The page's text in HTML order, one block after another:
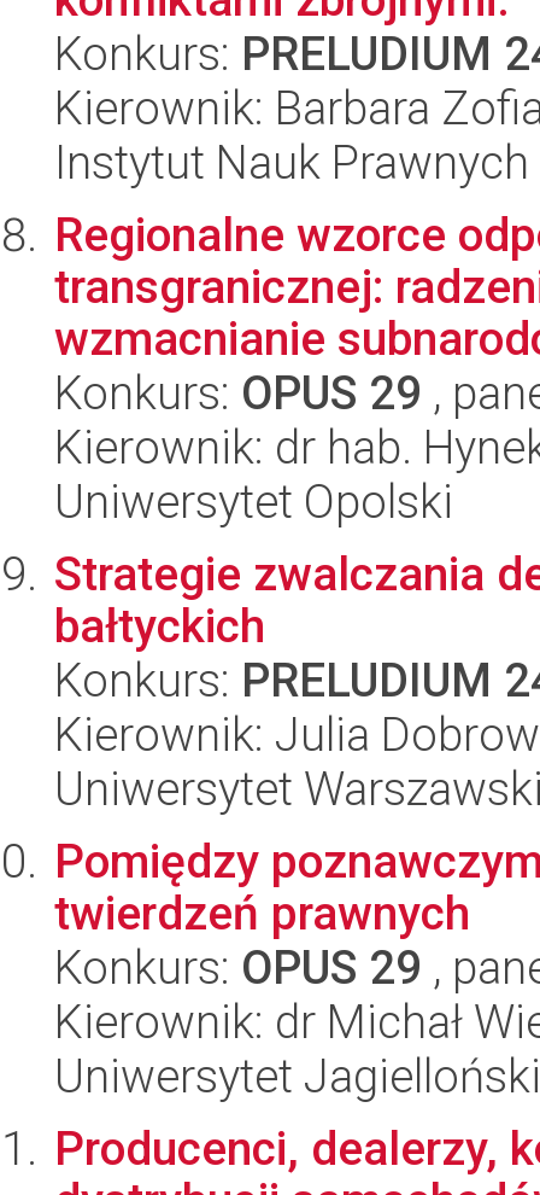
Konkurs: PRELUDIUM
Kierownik: Barbara
Instytut Nauk Prawnych
Regionalne wzorce
transgranicznej:
wzmacnianie
Konkurs: OPUS 29 ,
Kierownik: dr hab.
Uniwersytet Opolski
Strategie zwalczania
bałtyckich
Konkurs: PRELUDIUM
Kierownik: Julia
Uniwersytet
Pomiędzy
twierdzeń prawnych
Konkurs: OPUS 29 ,
Kierownik: dr Michał
Uniwersytet Jagielloński
Producenci, dealerzy,